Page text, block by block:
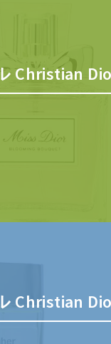
Christian
Christian